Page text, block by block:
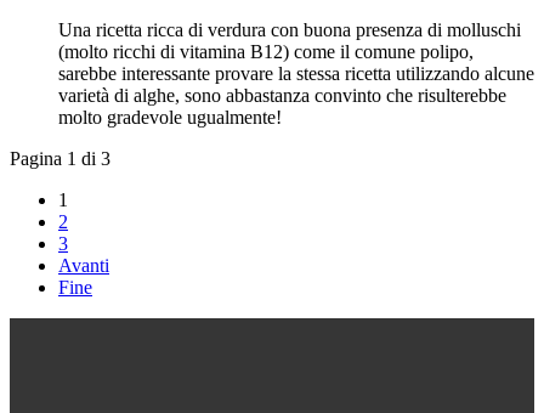
Una ricetta ricca di verdura con buona presenza di molluschi
(molto ricchi di vitamina B12) come il comune polipo,
sarebbe interessante provare la stessa ricetta utilizzando alcune
varietà di alghe, sono abbastanza convinto che risulterebbe
molto gradevole ugualmente!
Pagina 1 di 3
1
2
3
Avanti
Fine